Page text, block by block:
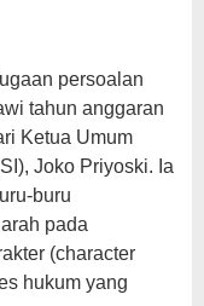
persoalan
tahun anggaran
Ketua Umum
Joko Priyoski. Ia
buru
pada
(character
hukum yang